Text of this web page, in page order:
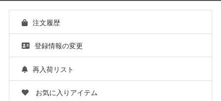
注文履歴
登録情報の変更
再入荷リスト
お気に入りアイテム